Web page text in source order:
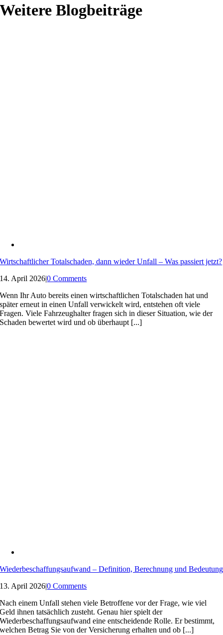
Weitere Blogbeiträge
Wirtschaftlicher Totalschaden, dann wieder Unfall – Was passiert jetzt?
14. April 2026|0 Comments
Wenn Ihr Auto bereits einen wirtschaftlichen Totalschaden hat und
später erneut in einen Unfall verwickelt wird, entstehen oft viele
Fragen. Viele Fahrzeughalter fragen sich in dieser Situation, wie der
Schaden bewertet wird und ob überhaupt [...]
Wiederbeschaffungsaufwand – Definition, Berechnung und Bedeutung
13. April 2026|0 Comments
Nach einem Unfall stehen viele Betroffene vor der Frage, wie viel
Geld ihnen tatsächlich zusteht. Genau hier spielt der
Wiederbeschaffungsaufwand eine entscheidende Rolle. Er bestimmt,
welchen Betrag Sie von der Versicherung erhalten und ob [...]